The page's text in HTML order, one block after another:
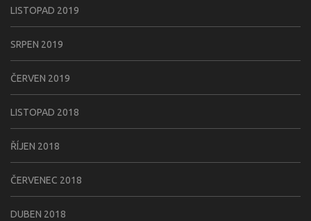
LISTOPAD 2019
SRPEN 2019
ČERVEN 2019
LISTOPAD 2018
ŘÍJEN 2018
ČERVENEC 2018
DUBEN 2018